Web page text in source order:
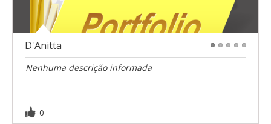
D'Anitta
Nenhuma descrição informada
0